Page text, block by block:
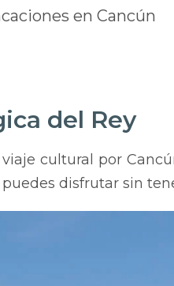
en Cancún
del Rey
cultural por
disfrutar sin